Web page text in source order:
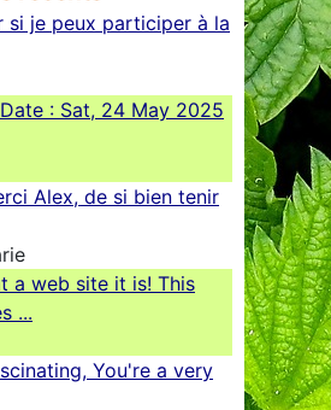
si je peux participer à la
: Sat, 24 May 2025
Alex, de si bien tenir
a web site it is! This
...
You'rе a very